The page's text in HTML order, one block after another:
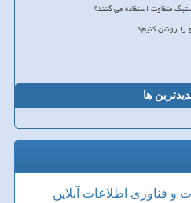
متفاوت استفاده می کنند؟
را روشن کنیم؟
ها
و فناوری اطلاعات آنلاین